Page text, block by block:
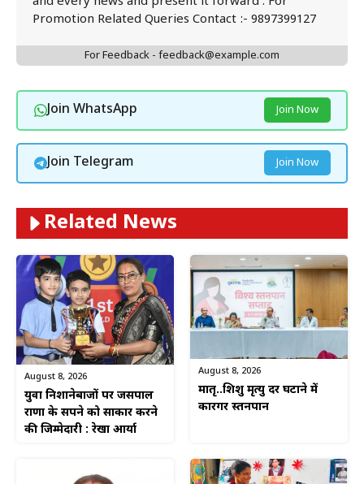
Promotion Related Queries Contact :- 9897399127
For Feedback - feedback@example.com
Join WhatsApp Join Now
Join Telegram Join Now
Related News
August 8, 2026
युवा निशानेबाजों पर जसपाल
राणा के सपने को साकार करने
की जिम्मेदारी : रेखा आर्या
August 8, 2026
मातृ..शिशु मृत्यु दर घटाने में
कारगर स्तनपान